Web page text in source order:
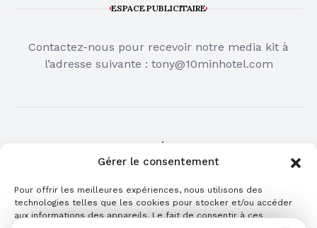
Gérer le consentement
Pour offrir les meilleures expériences, nous utilisons des
technologies telles que les cookies pour stocker et/ou accéder
aux informations des appareils. Le fait de consentir à ces
ESPACE PUBLICITAIRE
Contactez-nous pour recevoir notre media kit à
l’adresse suivante : tony@10minhotel.com
COMMUNIQUÉ DE PRESSE
Cliquez ici pour publier votre communiqué de
presse